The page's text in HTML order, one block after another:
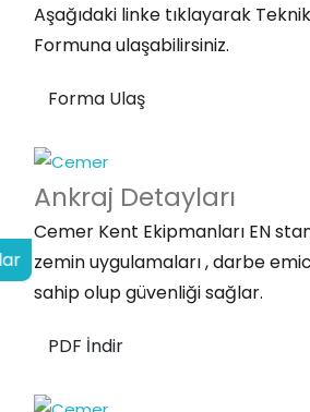
Aşağıdaki linke tıklayarak
Formuna ulaşabilirsiniz.
Forma Ulaş
Ankraj Detayları
Cemer Kent Ekipmanları EN
zemin uygulamaları , darbe
sahip olup güvenliği sağlar.
PDF İndir